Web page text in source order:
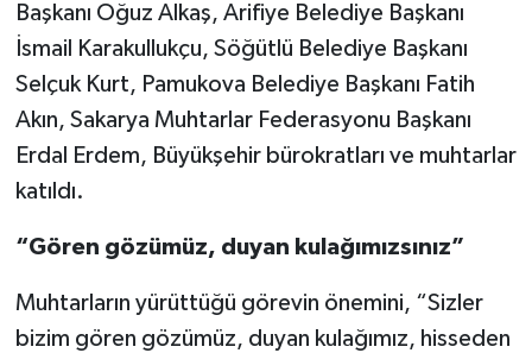
Başkanı Oğuz Alkaş, Arifiye Belediye Başkanı
İsmail Karakullukçu, Söğütlü Belediye Başkanı
Selçuk Kurt, Pamukova Belediye Başkanı Fatih
Akın, Sakarya Muhtarlar Federasyonu Başkanı
Erdal Erdem, Büyükşehir bürokratları ve muhtarlar
katıldı.
“Gören gözümüz, duyan kulağımızsınız”
Muhtarların yürüttüğü görevin önemini, “Sizler
bizim gören gözümüz, duyan kulağımız, hisseden